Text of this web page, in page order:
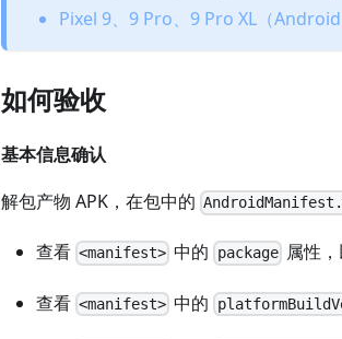
Pixel 9、9 Pro、9 Pro XL（Android
如何验收
基本信息确认
解包产物 APK，在包中的
查看 <manifest> 中的 package属性，
查看 <manifest> 中的